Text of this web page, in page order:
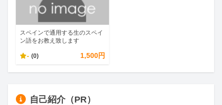
スペインで通用する生のスペイ
ン語をお教え致します
- (0) 1,500円
自己紹介（PR）